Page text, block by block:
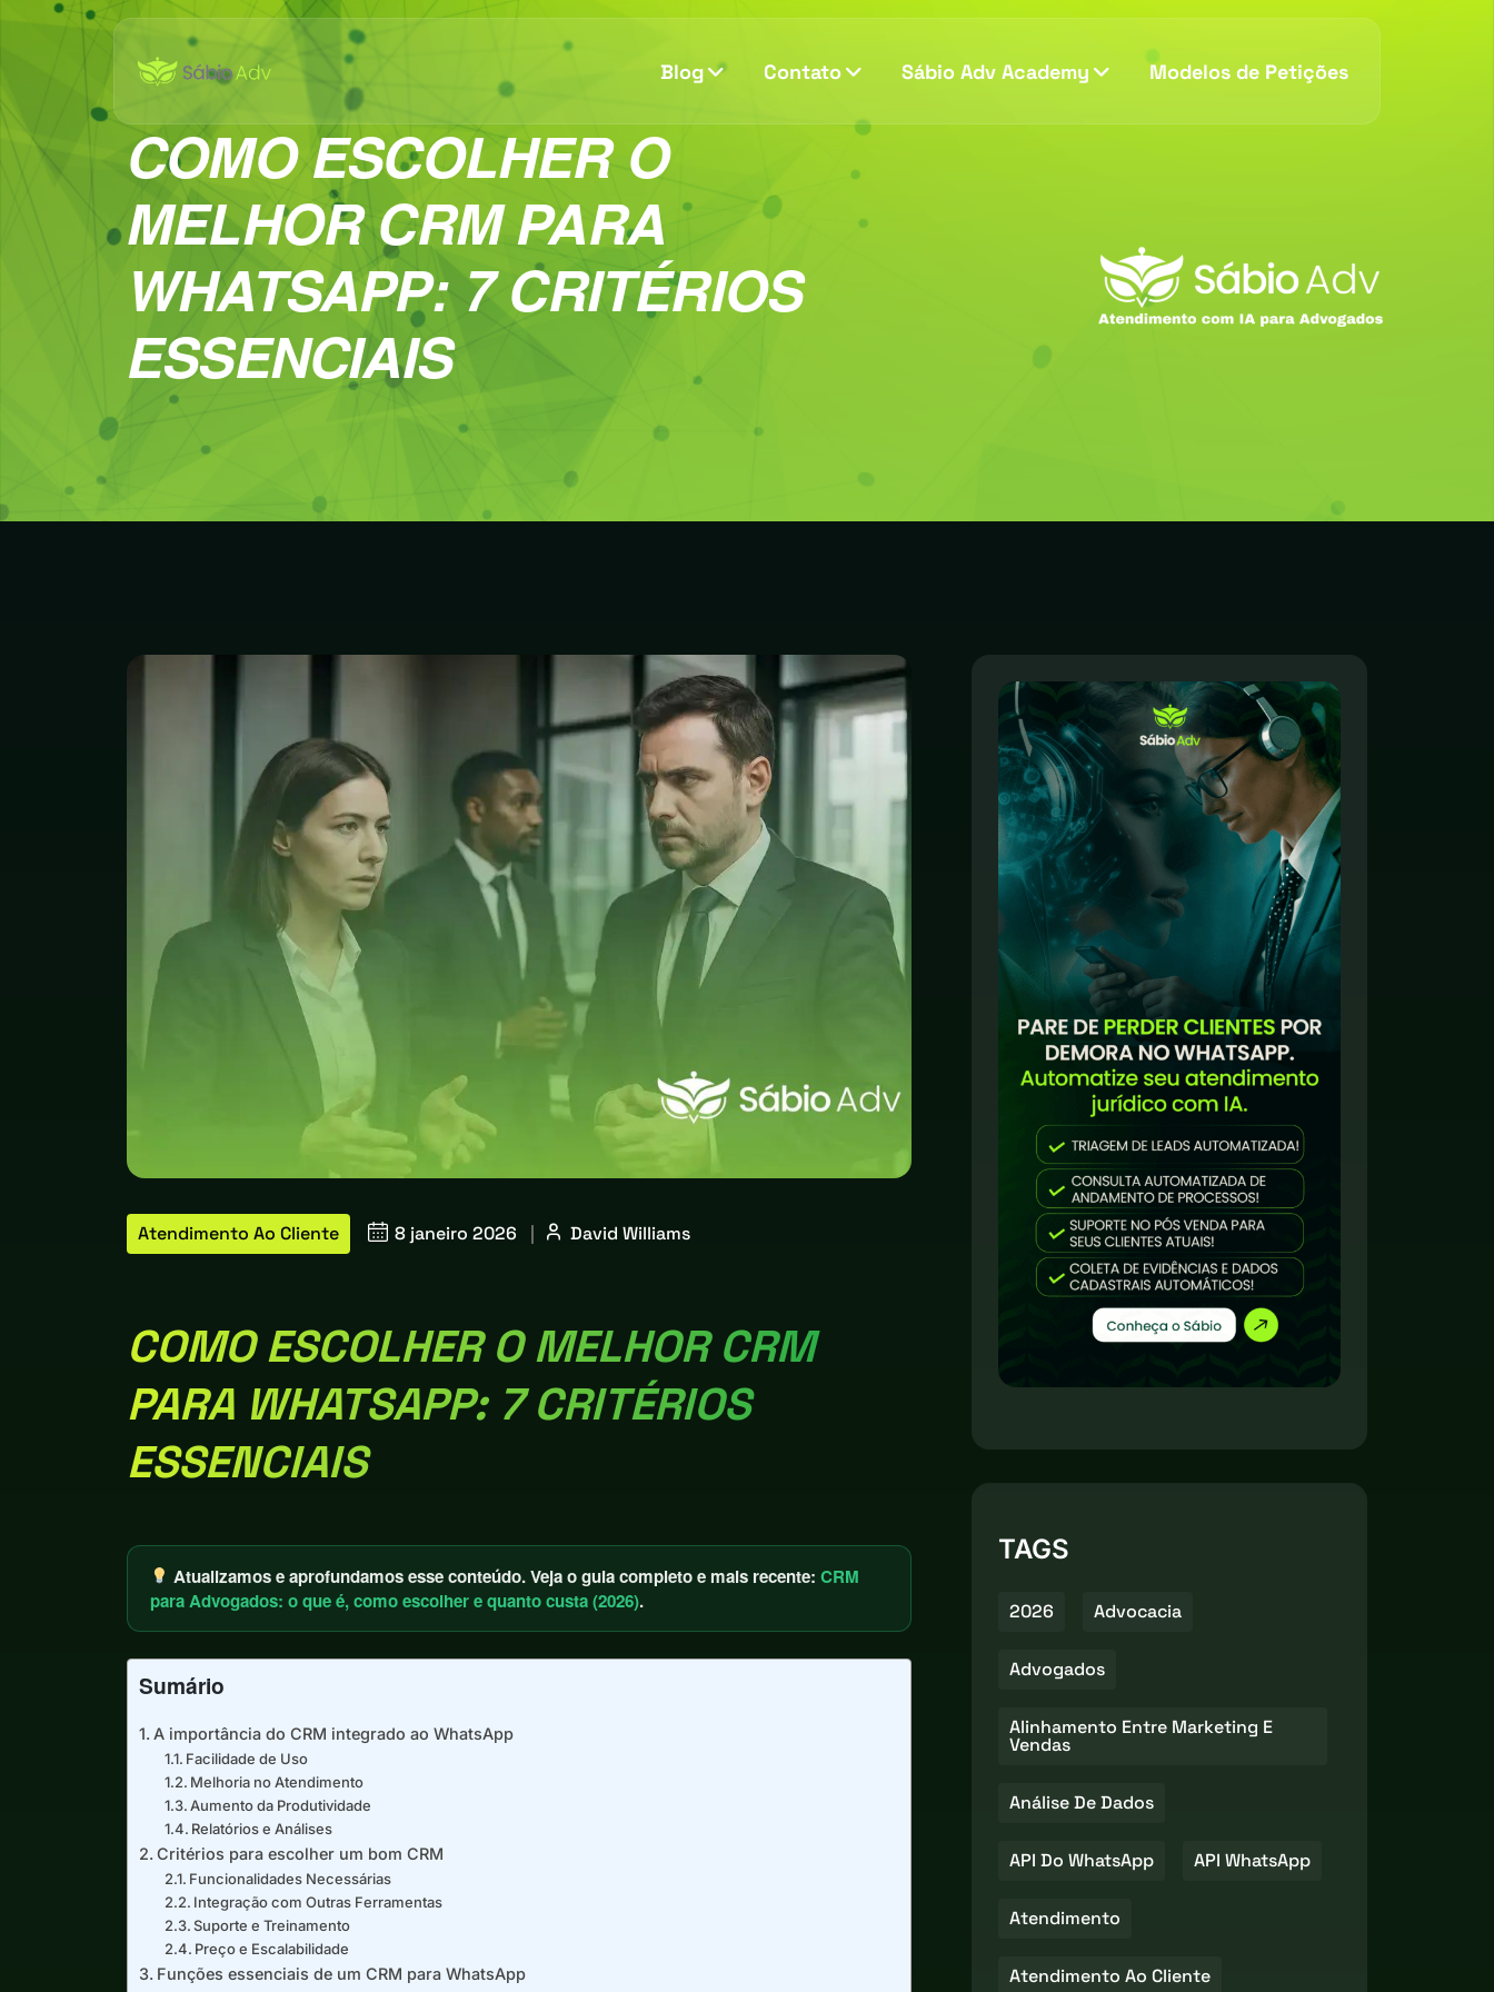
Blog Contato Sábio Adv Academy Modelos de Petições
COMO ESCOLHER O
MELHOR CRM PARA
WHATSAPP: 7 CRITÉRIOS
ESSENCIAIS
Atendimento Ao Cliente 8 janeiro 2026 | David Williams
COMO ESCOLHER O MELHOR CRM
PARA WHATSAPP: 7 CRITÉRIOS
ESSENCIAIS
Atualizamos e aprofundamos esse conteúdo. Veja o guia completo e mais recente:CRM
para Advogados: o que é, como escolher e quanto custa (2026).
Sumário
A importância do CRM integrado ao WhatsApp
Facilidade de Uso
Melhoria no Atendimento
Aumento da Produtividade
Relatórios e Análises
Critérios para escolher um bom CRM
Funcionalidades Necessárias
Integração com Outras Ferramentas
Suporte e Treinamento
Preço e Escalabilidade
Funções essenciais de um CRM para WhatsApp
TAGS
2026 Advocacia
Advogados
Alinhamento Entre Marketing E
Vendas
Análise De Dados
API Do WhatsApp API WhatsApp
Atendimento
Atendimento Ao Cliente